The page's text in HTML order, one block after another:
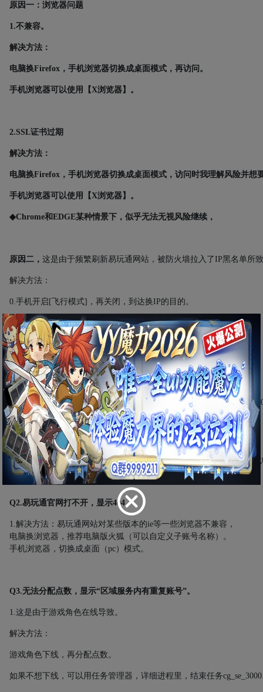
原因一：浏览器问题
1.不兼容。
解决方法：
电脑换Firefox，手机浏览器切换成桌面模式，再访问。
手机浏览器可以使用【X浏览器】。
2.SSL证书过期
解决方法：
电脑换Firefox，手机浏览器切换成桌面模式，访问时我理解风险并想
手机浏览器可以使用【X浏览器】。
◆Chrome和EDGE某种情景下，似乎无法无视风险继续，
原因二， 这是由于频繁刷新易玩通网站，被防火墙拉入了 IP黑名单所
解决方法：
0.手机开启[飞行模式]，再关闭，到达换IP的目的。
手机断开WiFi，用数据（4g/5g）访问易玩通；
或者手机USB/WiFi共享给电脑，记得断开电脑的其他网络
1.重启宽带猫（更换IP）；
2.固定IP的网络用户，工作日10点-17点之间拨打易玩通客服电话，
告知客服你的外网IP地址，由他们转达给相关部门处理。
（以官网为准）客服电话：010-57528288 （周一至周五， ： 00--18：
3.还可以使用手机网络（不连接WiFi）访问易玩通官网。
使用360 浏览器的用户，换浏览器。
使用手机浏览器无法打开时，切换成桌面（ pc）模式。
没有桌面（pc）模式的浏览器，去浏览器设置-浏览器标识（UA）改
Q2.易玩通官网打不开，显示404
1.解决方法：易玩通网站对某些版本的ie等一些浏览器不兼容，
电脑换浏览器，推荐电脑版火狐（可以自定义子账号名称）。
手机浏览器，切换成桌面（pc）模式。
Q3.无法分配点数，显示“区域服务内有重复账号”。
1.这是由于游戏角色在线导致。
解决方法：
游戏角色下线，再分配点数。
如果不想下线，可以用任务管理器，详细进程里，结束任务